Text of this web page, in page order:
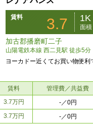
賃料 3.7 1K
面
加古郡播磨町二子
山陽電鉄本線 西二見駅 徒歩5分
ヨーカドー近くてお買い物便利
賃料 管理費／共益費
3.7万円 -／0円
3.7万円 -／0円